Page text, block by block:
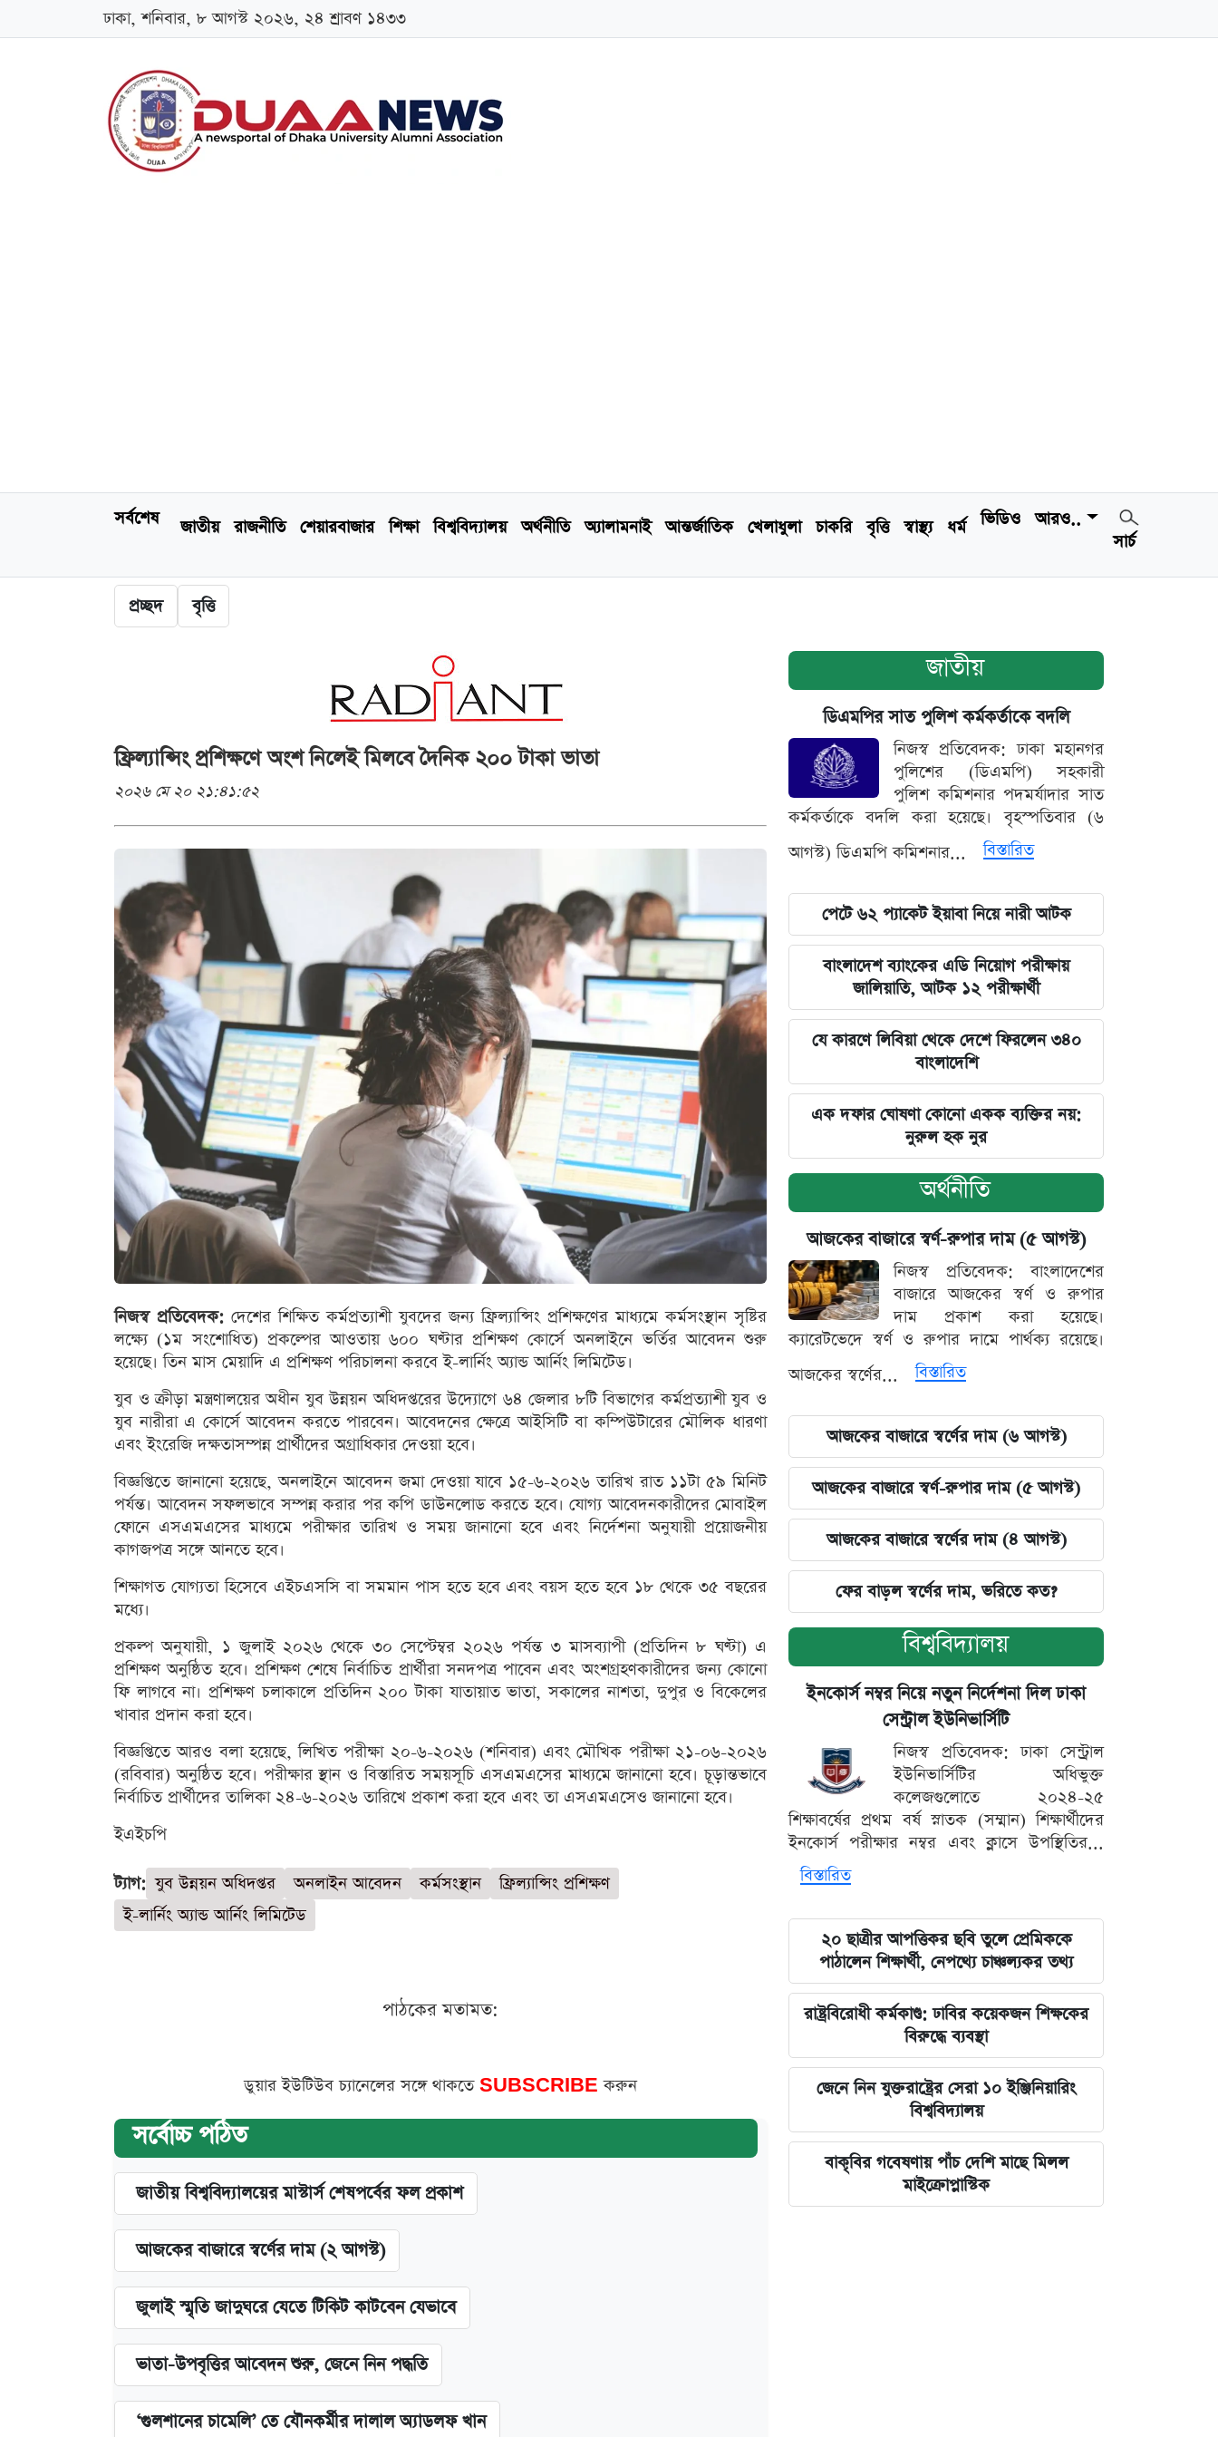
ঢাকা, শনিবার, ৮ আগস্ট ২০২৬, ২৪ শ্রাবণ ১৪৩৩
সর্বশেষ জাতীয় রাজনীতি শেয়ারবাজার শিক্ষা বিশ্ববিদ্যালয় অর্থনীতি অ্যালামনাই আন্তর্জাতিক খেলাধুলা চাকরি বৃত্তি স্বাস্থ্য ধর্ম ভিডিও
আরও..
সার্চ
প্রচ্ছদ বৃত্তি
ফ্রিল্যান্সিং প্রশিক্ষণে অংশ নিলেই মিলবে দৈনিক ২০০ টাকা ভাতা
২০২৬ মে ২০ ২১:৪১:৫২
নিজস্ব প্রতিবেদক: দেশের শিক্ষিত কর্মপ্রত্যাশী যুবদের জন্য ফ্রিল্যান্সিং প্রশিক্ষণের মাধ্যমে কর্মসংস্থান সৃষ্টির
লক্ষ্যে (১ম সংশোধিত) প্রকল্পের আওতায় ৬০০ ঘণ্টার প্রশিক্ষণ কোর্সে অনলাইনে ভর্তির আবেদন শুরু
হয়েছে। তিন মাস মেয়াদি এ প্রশিক্ষণ পরিচালনা করবে ই-লার্নিং অ্যান্ড আর্নিং লিমিটেড।
যুব ও ক্রীড়া মন্ত্রণালয়ের অধীন যুব উন্নয়ন অধিদপ্তরের উদ্যোগে ৬৪ জেলার ৮টি বিভাগের কর্মপ্রত্যাশী যুব ও
যুব নারীরা এ কোর্সে আবেদন করতে পারবেন। আবেদনের ক্ষেত্রে আইসিটি বা কম্পিউটারের মৌলিক ধারণা
এবং ইংরেজি দক্ষতাসম্পন্ন প্রার্থীদের অগ্রাধিকার দেওয়া হবে।
বিজ্ঞপ্তিতে জানানো হয়েছে, অনলাইনে আবেদন জমা দেওয়া যাবে ১৫-৬-২০২৬ তারিখ রাত ১১টা ৫৯ মিনিট
পর্যন্ত। আবেদন সফলভাবে সম্পন্ন করার পর কপি ডাউনলোড করতে হবে। যোগ্য আবেদনকারীদের মোবাইল
ফোনে এসএমএসের মাধ্যমে পরীক্ষার তারিখ ও সময় জানানো হবে এবং নির্দেশনা অনুযায়ী প্রয়োজনীয়
কাগজপত্র সঙ্গে আনতে হবে।
শিক্ষাগত যোগ্যতা হিসেবে এইচএসসি বা সমমান পাস হতে হবে এবং বয়স হতে হবে ১৮ থেকে ৩৫ বছরের
মধ্যে।
প্রকল্প অনুযায়ী, ১ জুলাই ২০২৬ থেকে ৩০ সেপ্টেম্বর ২০২৬ পর্যন্ত ৩ মাসব্যাপী (প্রতিদিন ৮ ঘণ্টা) এ
প্রশিক্ষণ অনুষ্ঠিত হবে। প্রশিক্ষণ শেষে নির্বাচিত প্রার্থীরা সনদপত্র পাবেন এবং অংশগ্রহণকারীদের জন্য কোনো
ফি লাগবে না। প্রশিক্ষণ চলাকালে প্রতিদিন ২০০ টাকা যাতায়াত ভাতা, সকালের নাশতা, দুপুর ও বিকেলের
খাবার প্রদান করা হবে।
বিজ্ঞপ্তিতে আরও বলা হয়েছে, লিখিত পরীক্ষা ২০-৬-২০২৬ (শনিবার) এবং মৌখিক পরীক্ষা ২১-০৬-২০২৬
(রবিবার) অনুষ্ঠিত হবে। পরীক্ষার স্থান ও বিস্তারিত সময়সূচি এসএমএসের মাধ্যমে জানানো হবে। চূড়ান্তভাবে
নির্বাচিত প্রার্থীদের তালিকা ২৪-৬-২০২৬ তারিখে প্রকাশ করা হবে এবং তা এসএমএসেও জানানো হবে।
ইএইচপি
ট্যাগ: যুব উন্নয়ন অধিদপ্তর অনলাইন আবেদন কর্মসংস্থান
ফ্রিল্যান্সিং প্রশিক্ষণ
ই-লার্নিং অ্যান্ড আর্নিং লিমিটেড
পাঠকের মতামত:
ডুয়ার ইউটিউব চ্যানেলের সঙ্গে থাকতে SUBSCRIBEকরুন
সর্বোচ্চ পঠিত
জাতীয় বিশ্ববিদ্যালয়ের মাস্টার্স শেষপর্বের ফল প্রকাশ
আজকের বাজারে স্বর্ণের দাম (২ আগস্ট)
জুলাই স্মৃতি জাদুঘরে যেতে টিকিট কাটবেন যেভাবে
ভাতা-উপবৃত্তির আবেদন শুরু, জেনে নিন পদ্ধতি
‘গুলশানের চামেলি’ তে যৌনকর্মীর দালাল অ্যাডলফ খান
জাতীয়
ডিএমপির সাত পুলিশ কর্মকর্তাকে বদলি
নিজস্ব প্রতিবেদক: ঢাকা মহানগর
পুলিশের (ডিএমপি) সহকারী
পুলিশ কমিশনার পদমর্যাদার সাত
কর্মকর্তাকে বদলি করা হয়েছে। বৃহস্পতিবার (৬
আগস্ট) ডিএমপি কমিশনার...
বিস্তারিত
পেটে ৬২ প্যাকেট ইয়াবা নিয়ে নারী আটক
বাংলাদেশ ব্যাংকের এডি নিয়োগ পরীক্ষায়
জালিয়াতি, আটক ১২ পরীক্ষার্থী
যে কারণে লিবিয়া থেকে দেশে ফিরলেন ৩৪০
বাংলাদেশি
এক দফার ঘোষণা কোনো একক ব্যক্তির নয়:
নুরুল হক নুর
অর্থনীতি
আজকের বাজারে স্বর্ণ-রুপার দাম (৫ আগস্ট)
নিজস্ব প্রতিবেদক: বাংলাদেশের
বাজারে আজকের স্বর্ণ ও রুপার
দাম প্রকাশ করা হয়েছে।
ক্যারেটভেদে স্বর্ণ ও রুপার দামে পার্থক্য রয়েছে।
আজকের স্বর্ণের...
বিস্তারিত
আজকের বাজারে স্বর্ণের দাম (৬ আগস্ট)
আজকের বাজারে স্বর্ণ-রুপার দাম (৫ আগস্ট)
আজকের বাজারে স্বর্ণের দাম (৪ আগস্ট)
ফের বাড়ল স্বর্ণের দাম, ভরিতে কত?
বিশ্ববিদ্যালয়
ইনকোর্স নম্বর নিয়ে নতুন নির্দেশনা দিল ঢাকা
সেন্ট্রাল ইউনিভার্সিটি
নিজস্ব প্রতিবেদক: ঢাকা সেন্ট্রাল
ইউনিভার্সিটির অধিভুক্ত
কলেজগুলোতে ২০২৪-২৫
শিক্ষাবর্ষের প্রথম বর্ষ স্নাতক (সম্মান) শিক্ষার্থীদের
ইনকোর্স পরীক্ষার নম্বর এবং ক্লাসে উপস্থিতির...
বিস্তারিত
২০ ছাত্রীর আপত্তিকর ছবি তুলে প্রেমিককে
পাঠালেন শিক্ষার্থী, নেপথ্যে চাঞ্চল্যকর তথ্য
রাষ্ট্রবিরোধী কর্মকাণ্ড: ঢাবির কয়েকজন শিক্ষকের
বিরুদ্ধে ব্যবস্থা
জেনে নিন যুক্তরাষ্ট্রের সেরা ১০ ইঞ্জিনিয়ারিং
বিশ্ববিদ্যালয়
বাকৃবির গবেষণায় পাঁচ দেশি মাছে মিলল
মাইক্রোপ্লাস্টিক